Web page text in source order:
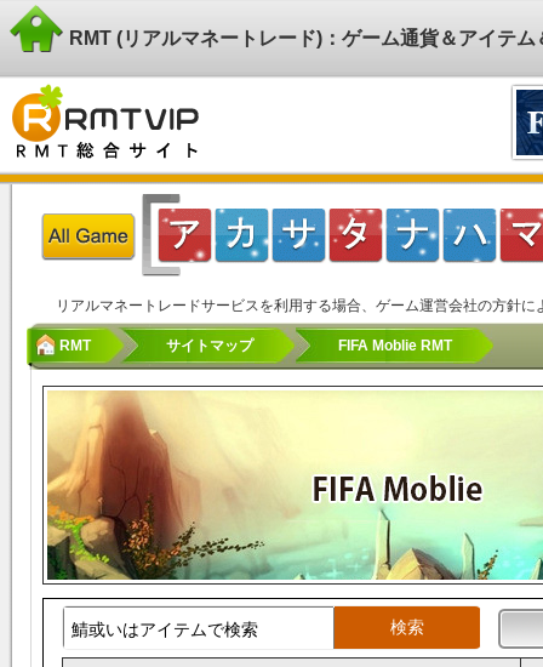
RMT (リアルマネートレード)：ゲーム通貨＆アイテ
リアルマネートレードサービスを利用する場合、ゲーム運営会社の方針
RMT サイトマップ FIFA Moblie RMT